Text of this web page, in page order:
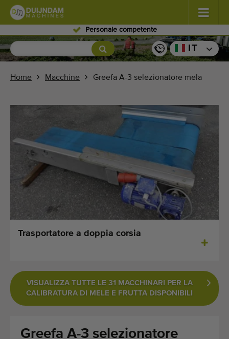
Personale competente
Fiori e piante
Nastri trasportatori
Vendi il tuo macchinario!
Cerca per tipo
Ultime macchine visualizzate
Ultime macchine aggiunte
Importare una macchina
Marchi
IT
Home Macchine Greefa A-3 selezionatore mela
Trasportatore a doppia corsia
VISUALIZZA TUTTE LE 31 MACCHINARI PER LA
CALIBRATURA DI MELE E FRUTTA DISPONIBILI
Greefa A-3 selezionatore